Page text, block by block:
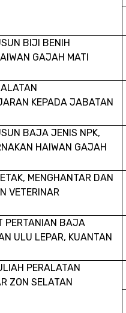
BIJI BENIH
GAJAH MATI
KEPADA JABATAN
BAJA JENIS NPK,
HAIWAN GAJAH
MENGHANTAR DAN
VETERINAR
PERTANIAN BAJA
ULU LEPAR, KUANTAN
PERALATAN
ZON SELATAN